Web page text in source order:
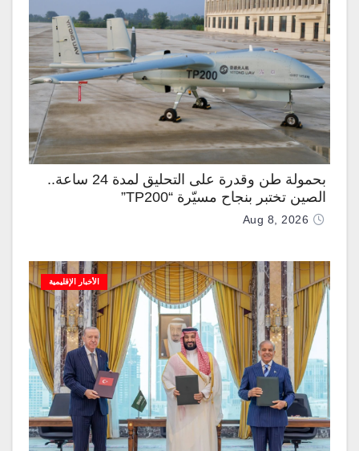
بحمولة طن وقدرة على التحليق لمدة 24 ساعة..
الصين تختبر بنجاح مسيّرة “TP200”
Aug 8, 2026
الأخبار الإقليمية